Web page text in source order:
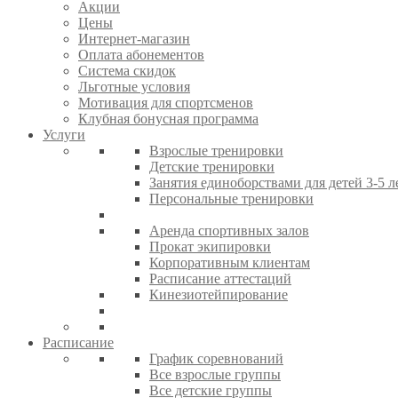
Акции
Цены
Интернет-магазин
Оплата абонементов
Система скидок
Льготные условия
Мотивация для спортсменов
Клубная бонусная программа
Услуги
Взрослые тренировки
Детские тренировки
Занятия единоборствами для детей 3-5
Персональные тренировки
Аренда спортивных залов
Прокат экипировки
Корпоративным клиентам
Расписание аттестаций
Кинезиотейпирование
Расписание
График соревнований
Все взрослые группы
Все детские группы